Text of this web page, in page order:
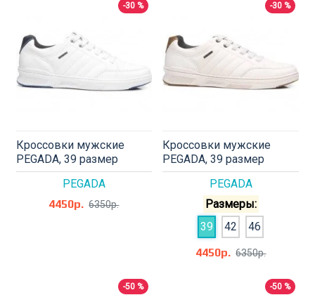
-30 %
PEGADA
Кроссовки мужские
PEGADA, 39 размер
4450р. 6350р.
-30 %
PEGADA
Кроссовки мужские
PEGADA, 39 размер
Размеры:
39
42
46
4450р. 6350р.
-50 % -50 %